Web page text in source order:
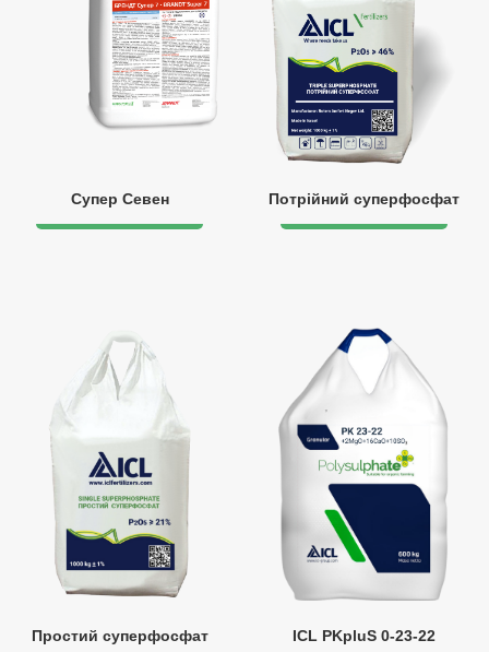
Супер Севен Потрійний суперфосфат
Простий суперфосфат
ICL PKpluS 0-23-22